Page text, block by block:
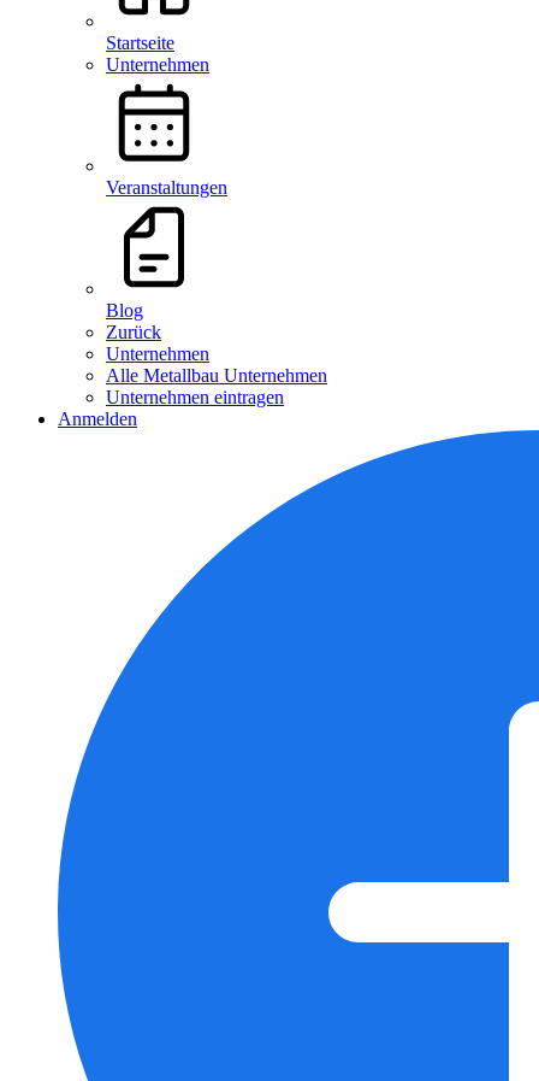
Startseite
Unternehmen
Veranstaltungen
Blog
Zurück
Unternehmen
Alle Metallbau Unternehmen
Unternehmen eintragen
Anmelden